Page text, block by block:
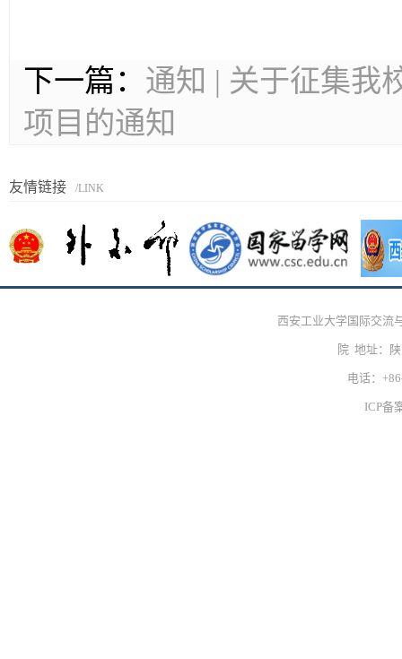
下一篇： 通知 | 关于征集我
项目的通知
友情链接 /LINK
西安工业大学国际交流
院 地址：
电话：
ICP备